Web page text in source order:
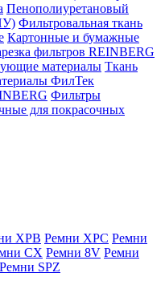
Пенополиуретановый
Фильтровальная ткань
Картонные и бумажные
фильтров REINBERG
материалы Ткань
ФилТек
Фильтры
для покрасочных
XPB Ремни XPC Ремни
CX Ремни 8V Ремни
Ремни SPZ